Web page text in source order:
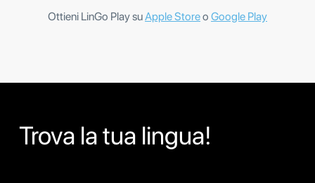
Ottieni LinGo Play suApple Storeo Google Play
Trova la tua lingua!